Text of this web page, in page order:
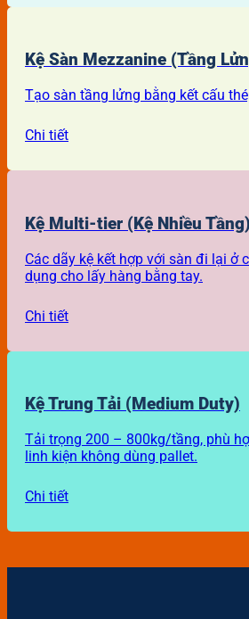
Kệ Sàn Mezzanine (Tầng
Tạo sàn tầng lửng bằng kết cấu
Chi tiết
Kệ Multi-tier (Kệ Nhiều Tầng)
Các dãy kệ kết hợp với sàn đi lại ở
dụng cho lấy hàng bằng tay.
Chi tiết
Kệ Trung Tải (Medium Duty)
Tải trọng 200 – 800kg/tầng, phù
linh kiện không dùng pallet.
Chi tiết